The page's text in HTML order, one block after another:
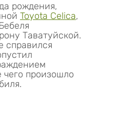
рождения,
Toyota Celica,
Таватуйской.
справился
чего произошло